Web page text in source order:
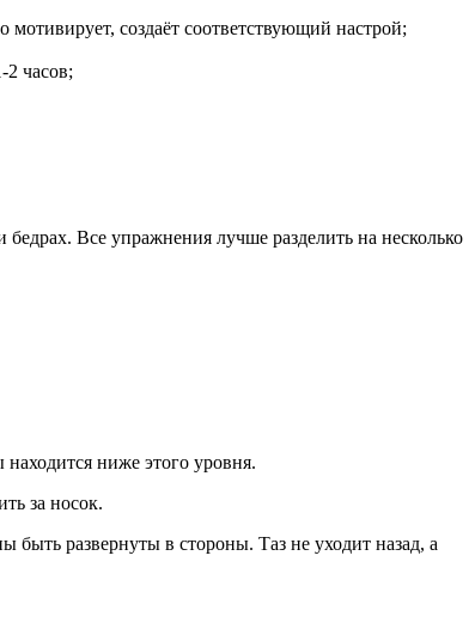
создаёт соответствующий настрой;
часов;
Все упражнения лучше разделить на несколько
ниже этого уровня.
за носок.
быть развернуты в стороны. Таз не уходит назад, а